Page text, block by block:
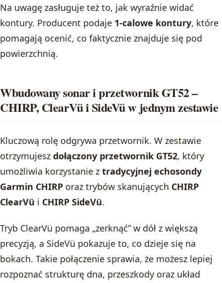
Na uwagę zasługuje też to, jak wyraźnie widać
kontury. Producent podaje 1-calowe kontury, które
pomagają ocenić, co faktycznie znajduje się pod
powierzchnią.
Wbudowany sonar i przetwornik GT52 –
CHIRP, ClearVü i SideVü w jednym zestawie
Kluczową rolę odgrywa przetwornik. W zestawie
otrzymujesz dołączony przetwornik GT52, który
umożliwia korzystanie z tradycyjnej echosondy
Garmin CHIRP oraz trybów skanujących CHIRP
ClearVü i CHIRP SideVü.
Tryb ClearVü pomaga „zerknąć” w dół z większą
precyzją, a SideVü pokazuje to, co dzieje się na
bokach. Takie połączenie sprawia, że możesz lepiej
rozpoznać strukturę dna, przeszkody oraz układ